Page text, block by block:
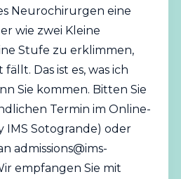
Neurochirurgen eine
wie zwei Kleine
Stufe zu erklimmen,
Das ist es, was ich
Sie kommen. Bitten Sie
Termin im Online-
IMS Sotogrande) oder
admissions@ims-
empfangen Sie mit